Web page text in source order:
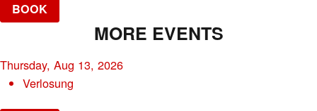
BOOK
MORE EVENTS
Thursday, Aug 13, 2026
Verlosung